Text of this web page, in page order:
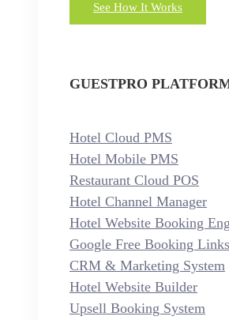
See How It Works
GUESTPRO
Hotel Cloud PMS
Hotel Mobile PMS
Restaurant Cloud POS
Hotel Channel Manager
Hotel Website Booking
Google Free Booking Links
CRM & Marketing System
Hotel Website Builder
Upsell Booking System